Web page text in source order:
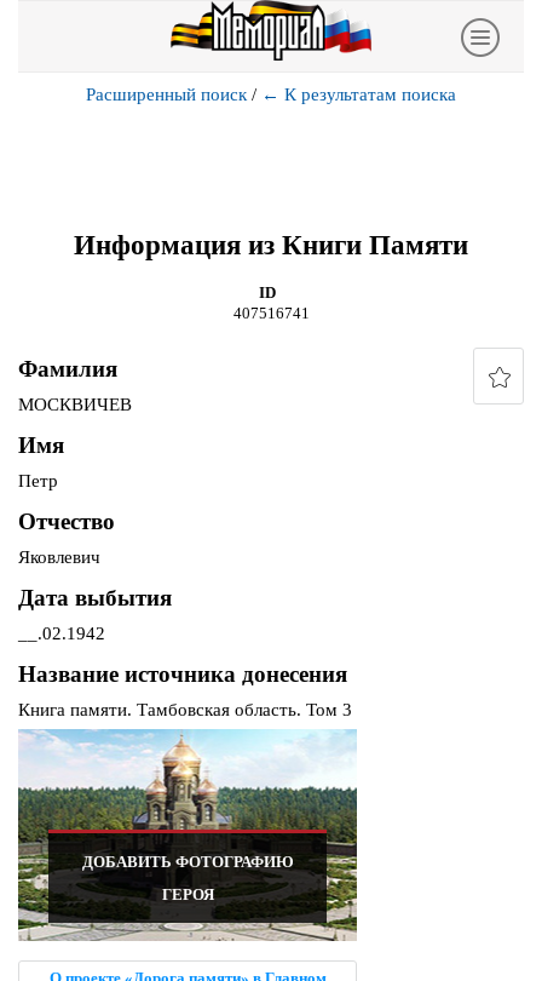
Расширенный поиск / ← К результатам поиска
Информация из Книги Памяти
ID
407516741
Фамилия
МОСКВИЧЕВ
Имя
Петр
Отчество
Яковлевич
Дата выбытия
__.02.1942
Название источника донесения
Книга памяти. Тамбовская область. Том 3
ДОБАВИТЬ ФОТОГРАФИЮ
ГЕРОЯ